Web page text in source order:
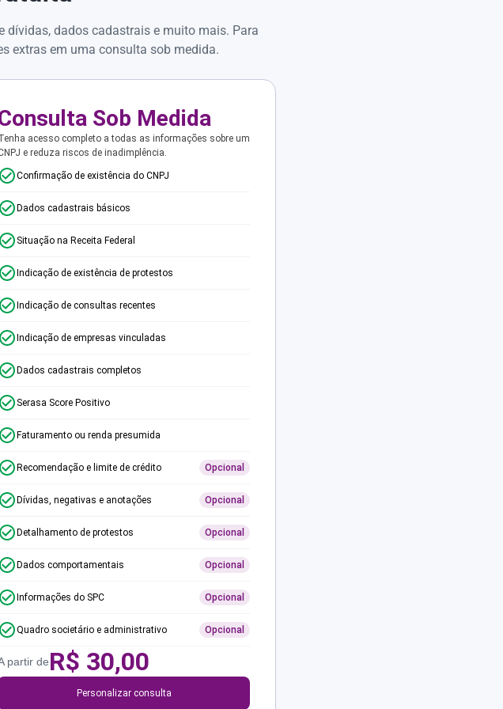
dívidas, dados cadastrais e muito mais. Para
extras em uma consulta sob medida.
Sob Medida
acesso completo a todas as informações sobre um
e reduza riscos de inadimplência.
Confirmação de existência do CNPJ
Dados cadastrais básicos
Situação na Receita Federal
Indicação de existência de protestos
Indicação de consultas recentes
Indicação de empresas vinculadas
Dados cadastrais completos
Serasa Score Positivo
Faturamento ou renda presumida
Recomendação e limite de crédito Opcional
Dívidas, negativas e anotações Opcional
Detalhamento de protestos Opcional
Dados comportamentais Opcional
Informações do SPC Opcional
Quadro societário e administrativo Opcional
partir deR$ 30,00
Personalizar consulta